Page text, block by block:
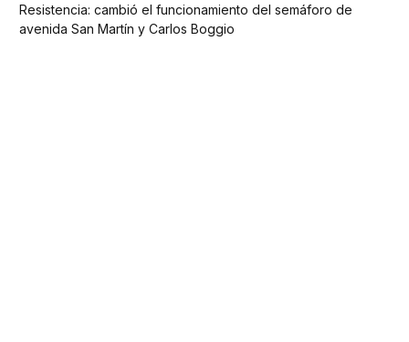
Resistencia: cambió el funcionamiento del semáforo de
avenida San Martín y Carlos Boggio